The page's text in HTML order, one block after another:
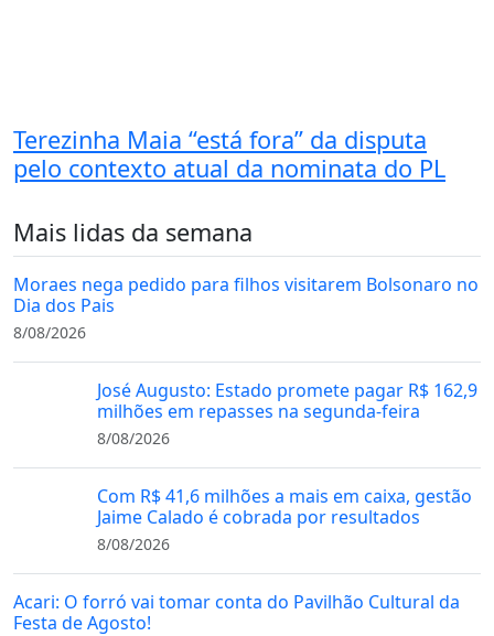
Terezinha Maia “está fora” da disputa
pelo contexto atual da nominata do PL
Mais lidas da semana
Moraes nega pedido para filhos visitarem Bolsonaro no
Dia dos Pais
8/08/2026
José Augusto: Estado promete pagar R$ 162,9
milhões em repasses na segunda-feira
8/08/2026
Com R$ 41,6 milhões a mais em caixa, gestão
Jaime Calado é cobrada por resultados
8/08/2026
Acari: O forró vai tomar conta do Pavilhão Cultural da
Festa de Agosto!